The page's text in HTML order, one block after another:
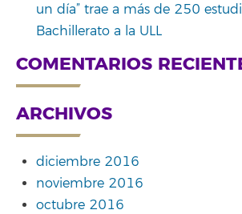
un día” trae a más de 250
Bachillerato a la ULL
COMENTARIOS
ARCHIVOS
diciembre 2016
noviembre 2016
octubre 2016